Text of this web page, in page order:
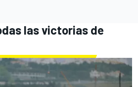
las victorias de